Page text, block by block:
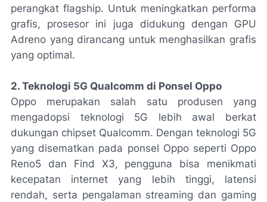
perangkat flagship. Untuk meningkatkan performa
grafis, prosesor ini juga didukung dengan GPU
Adreno yang dirancang untuk menghasilkan grafis
yang optimal.
2. Teknologi 5G Qualcomm di Ponsel Oppo
Oppo merupakan salah satu produsen yang
mengadopsi teknologi 5G lebih awal berkat
dukungan chipset Qualcomm. Dengan teknologi 5G
yang disematkan pada ponsel Oppo seperti Oppo
Reno5 dan Find X3, pengguna bisa menikmati
kecepatan internet yang lebih tinggi, latensi
rendah, serta pengalaman streaming dan gaming